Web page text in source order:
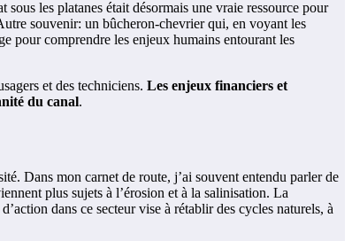
les platanes était désormais une vraie ressource pour
souvenir: un bûcheron-chevrier qui, en voyant les
pour comprendre les enjeux humains entourant les
et des techniciens. Les enjeux financiers et
du canal.
Dans mon carnet de route, j’ai souvent entendu parler de
plus sujets à l’érosion et à la salinisation. La
dans ce secteur vise à rétablir des cycles naturels, à